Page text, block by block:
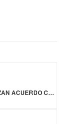
REINO UNIDO Y ESTADOS UNIDOS ALCANZAN ACUERDO COMERCIAL QUE REDUCIRÁ ARANCELES BRITÁNICOS A LA CARNE DE TERNERA